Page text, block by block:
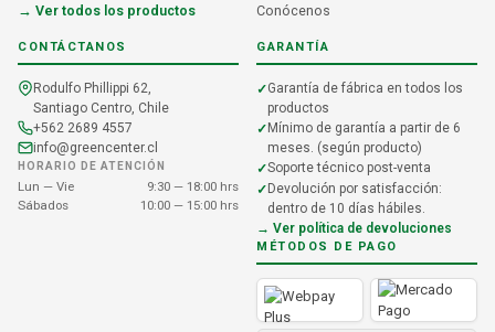
→ Ver todos los productos
Conócenos
CONTÁCTANOS
Rodulfo Phillippi 62,
Santiago Centro, Chile
+562 2689 4557
info@greencenter.cl
HORARIO DE ATENCIÓN
Lun — Vie
9:30 — 18:00 hrs
Sábados
10:00 — 15:00 hrs
GARANTÍA
Garantía de fábrica en todos los
productos
Mínimo de garantía a partir de 6
meses. (según producto)
Soporte técnico post-venta
Devolución por satisfacción:
dentro de 10 días hábiles.
→ Ver política de devoluciones
MÉTODOS DE PAGO